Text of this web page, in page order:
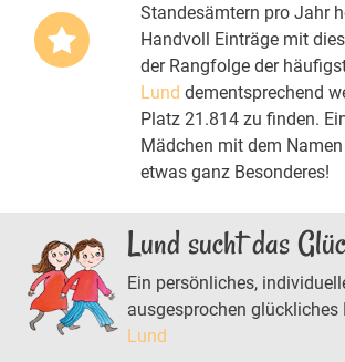
Standesämtern pro Jahr
Handvoll Einträge mit
der Rangfolge der
Lund dementsprechend
Platz 21.814 zu finden.
Mädchen mit dem Namen
etwas ganz Besonderes!
Lund sucht das
Ein persönliches,
ausgesprochen glückliches
Lund